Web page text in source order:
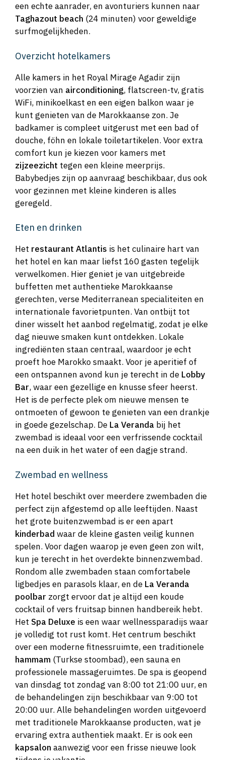
een echte aanrader, en avonturiers kunnen naar
Taghazout beach (24 minuten) voor geweldige
surfmogelijkheden.
Overzicht hotelkamers
Alle kamers in het Royal Mirage Agadir zijn
voorzien van airconditioning, flatscreen-tv, gratis
WiFi, minikoelkast en een eigen balkon waar je
kunt genieten van de Marokkaanse zon. Je
badkamer is compleet uitgerust met een bad of
douche, föhn en lokale toiletartikelen. Voor extra
comfort kun je kiezen voor kamers met
zijzeezicht tegen een kleine meerprijs.
Babybedjes zijn op aanvraag beschikbaar, dus ook
voor gezinnen met kleine kinderen is alles
geregeld.
Eten en drinken
Het restaurant Atlantis is het culinaire hart van
het hotel en kan maar liefst 160 gasten tegelijk
verwelkomen. Hier geniet je van uitgebreide
buffetten met authentieke Marokkaanse
gerechten, verse Mediterranean specialiteiten en
internationale favorietpunten. Van ontbijt tot
diner wisselt het aanbod regelmatig, zodat je elke
dag nieuwe smaken kunt ontdekken. Lokale
ingrediënten staan centraal, waardoor je echt
proeft hoe Marokko smaakt. Voor je aperitief of
een ontspannen avond kun je terecht in de Lobby
Bar, waar een gezellige en knusse sfeer heerst.
Het is de perfecte plek om nieuwe mensen te
ontmoeten of gewoon te genieten van een drankje
in goede gezelschap. De La Veranda bij het
zwembad is ideaal voor een verfrissende cocktail
na een duik in het water of een dagje strand.
Zwembad en wellness
Het hotel beschikt over meerdere zwembaden die
perfect zijn afgestemd op alle leeftijden. Naast
het grote buitenzwembad is er een apart
kinderbad waar de kleine gasten veilig kunnen
spelen. Voor dagen waarop je even geen zon wilt,
kun je terecht in het overdekte binnenzwembad.
Rondom alle zwembaden staan comfortabele
ligbedjes en parasols klaar, en de La Veranda
poolbar zorgt ervoor dat je altijd een koude
cocktail of vers fruitsap binnen handbereik hebt.
Het Spa Deluxe is een waar wellnessparadijs waar
je volledig tot rust komt. Het centrum beschikt
over een moderne fitnessruimte, een traditionele
hammam (Turkse stoombad), een sauna en
professionele massageruimtes. De spa is geopend
van dinsdag tot zondag van 8:00 tot 21:00 uur, en
de behandelingen zijn beschikbaar van 9:00 tot
20:00 uur. Alle behandelingen worden uitgevoerd
met traditionele Marokkaanse producten, wat je
ervaring extra authentiek maakt. Er is ook een
kapsalon aanwezig voor een frisse nieuwe look